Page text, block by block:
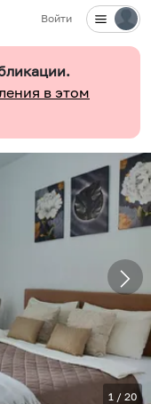
Войти
в этом
1 / 20